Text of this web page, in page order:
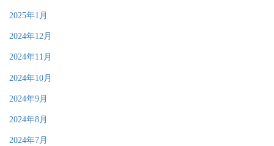
2025年1月
2024年12月
2024年11月
2024年10月
2024年9月
2024年8月
2024年7月